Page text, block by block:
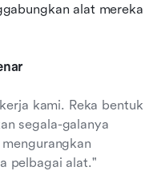
alat mereka
kami. Reka bentuk
segala-galanya
pelbagai alat."